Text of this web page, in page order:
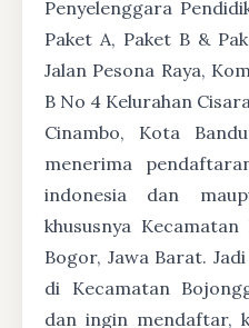
Penyelenggara
Paket A, Paket B &
Jalan Pesona Raya,
B No 4 Kelurahan
Cinambo, Kota
menerima
indonesia dan
khususnya
Bogor, Jawa Barat.
di Kecamatan
dan ingin mendaftar,